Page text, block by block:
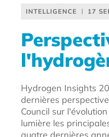
INTELLIGENCE 17
Hydrogen Insights
dernières
Council sur
lumière les